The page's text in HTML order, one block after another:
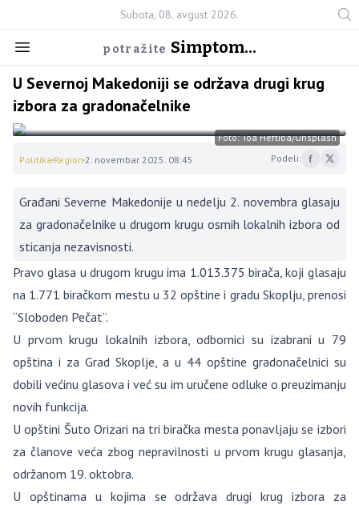
Subota, 08. avgust 2026.
potražite Simptom...
U Severnoj Makedoniji se održava drugi krug
izbora za gradonačelnike
Foto: Toa Heftiba/Unsplash
Politika Region 2. novembar 2025. 08:45 Podeli:
Građani Severne Makedonije u nedelju 2. novembra glasaju
za gradonačelnike u drugom krugu osmih lokalnih izbora od
sticanja nezavisnosti.
Pravo glasa u drugom krugu ima 1.013.375 birača, koji glasaju
na 1.771 biračkom mestu u 32 opštine i gradu Skoplju, prenosi
“Sloboden Pečat”.
U prvom krugu lokalnih izbora, odbornici su izabrani u 79
opština i za Grad Skoplje, a u 44 opštine gradonačelnici su
dobili većinu glasova i već su im uručene odluke o preuzimanju
novih funkcija.
U opštini Šuto Orizari na tri biračka mesta ponavljaju se izbori
za članove veća zbog nepravilnosti u prvom krugu glasanja,
održanom 19. oktobra.
U opštinama u kojima se održava drugi krug izbora za